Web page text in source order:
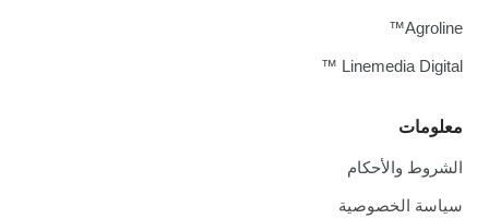
معلومات
الشروط والأحكام
سياسة الخصوصية
Agroline™
Linemedia Digital ™